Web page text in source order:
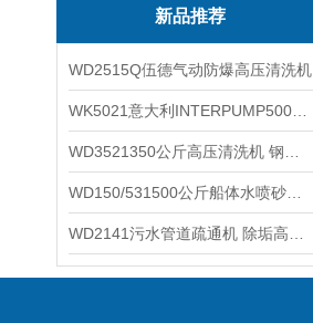
新品推荐
WD2515Q伍德气动防爆高压清洗机